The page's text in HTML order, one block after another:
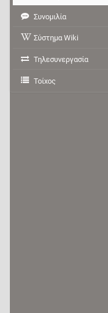
Συνομιλία
Σύστημα Wiki
Τηλεσυνεργασία
Τοίχος